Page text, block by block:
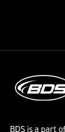
BDS is a part